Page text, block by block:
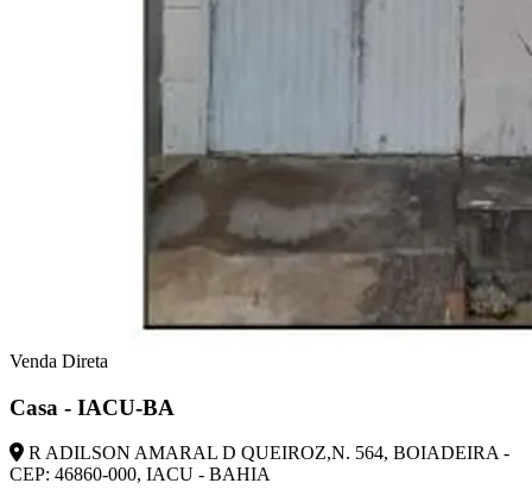
Venda Direta
Casa - IACU-BA
R ADILSON AMARAL D QUEIROZ,N. 564, BOIADEIRA -
CEP: 46860-000, IACU - BAHIA